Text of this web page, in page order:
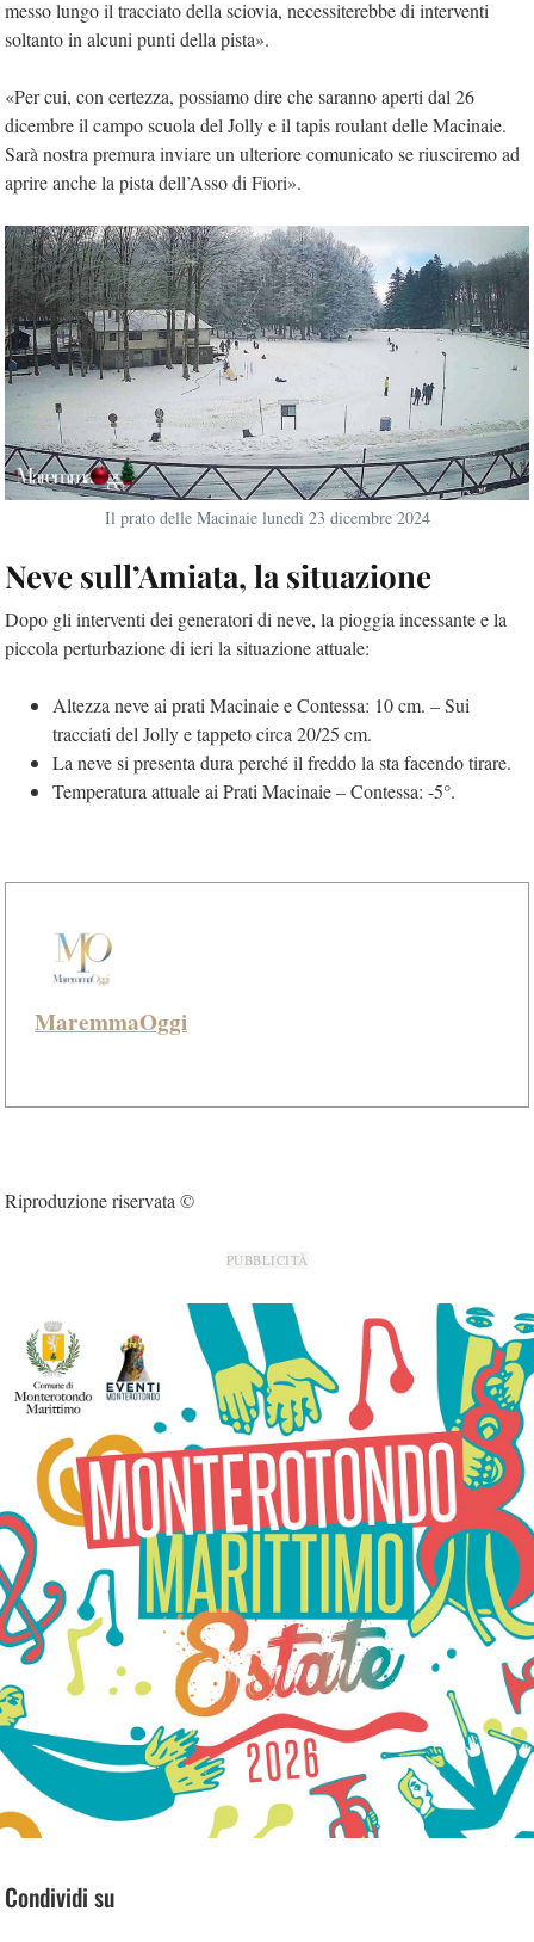
messo lungo il tracciato della sciovia, necessiterebbe di interventi
soltanto in alcuni punti della pista».
«Per cui, con certezza, possiamo dire che saranno aperti dal 26
dicembre il campo scuola del Jolly e il tapis roulant delle Macinaie.
Sarà nostra premura inviare un ulteriore comunicato se riusciremo ad
aprire anche la pista dell’Asso di Fiori».
Il prato delle Macinaie lunedì 23 dicembre 2024
Neve sull’Amiata, la situazione
Dopo gli interventi dei generatori di neve, la pioggia incessante e la
piccola perturbazione di ieri la situazione attuale:
Altezza neve ai prati Macinaie e Contessa: 10 cm. – Sui
tracciati del Jolly e tappeto circa 20/25 cm.
La neve si presenta dura perché il freddo la sta facendo tirare.
Temperatura attuale ai Prati Macinaie – Contessa: -5°.
MaremmaOggi
Riproduzione riservata ©
PUBBLICITÀ
Condividi su